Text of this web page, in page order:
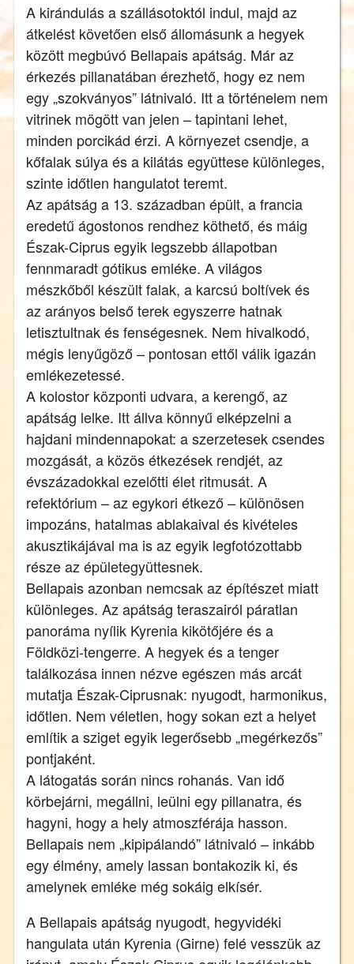
A kirándulás a szállásotoktól indul, majd az
átkelést követően első állomásunk a hegyek
között megbúvó Bellapais apátság. Már az
érkezés pillanatában érezhető, hogy ez nem
egy „szokványos” látnivaló. Itt a történelem nem
vitrinek mögött van jelen – tapintani lehet,
minden porcikád érzi. A környezet csendje, a
kőfalak súlya és a kilátás együttese különleges,
szinte időtlen hangulatot teremt.
Az apátság a 13. században épült, a francia
eredetű ágostonos rendhez köthető, és máig
Észak-Ciprus egyik legszebb állapotban
fennmaradt gótikus emléke. A világos
mészkőből készült falak, a karcsú boltívek és
az arányos belső terek egyszerre hatnak
letisztultnak és fenségesnek. Nem hivalkodó,
mégis lenyűgöző – pontosan ettől válik igazán
emlékezetessé.
A kolostor központi udvara, a kerengő, az
apátság lelke. Itt állva könnyű elképzelni a
hajdani mindennapokat: a szerzetesek csendes
mozgását, a közös étkezések rendjét, az
évszázadokkal ezelőtti élet ritmusát. A
refektórium – az egykori étkező – különösen
impozáns, hatalmas ablakaival és kivételes
akusztikájával ma is az egyik legfotózottabb
része az épületegyüttesnek.
Bellapais azonban nemcsak az építészet miatt
különleges. Az apátság teraszairól páratlan
panoráma nyílik Kyrenia kikötőjére és a
Földközi-tengerre. A hegyek és a tenger
találkozása innen nézve egészen más arcát
mutatja Észak-Ciprusnak: nyugodt, harmonikus,
időtlen. Nem véletlen, hogy sokan ezt a helyet
említik a sziget egyik legerősebb „megérkezős”
pontjaként.
A látogatás során nincs rohanás. Van idő
körbejárni, megállni, leülni egy pillanatra, és
hagyni, hogy a hely atmoszférája hasson.
Bellapais nem „kipipálandó” látnivaló – inkább
egy élmény, amely lassan bontakozik ki, és
amelynek emléke még sokáig elkísér.
A Bellapais apátság nyugodt, hegyvidéki
hangulata után Kyrenia (Girne) felé vesszük az